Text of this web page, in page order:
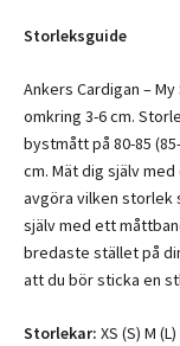
Storleksguide
Ankers Cardigan –
omkring 3-6 cm.
bystmått på 80-85
cm. Mät dig själv
avgöra vilken storlek
själv med ett
bredaste stället på
att du bör sticka en
Storlekar: XS (S) M